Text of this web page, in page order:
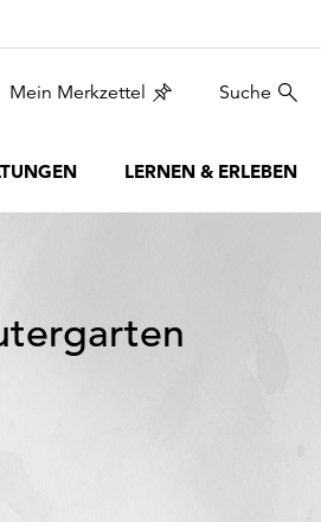
Mein Merkzettel Suche
LERNEN & ERLEBEN